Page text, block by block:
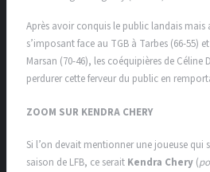
Après avoir conquis le public landais mais
s’imposant face au TGB à Tarbes (66-55)
Marsan (70-46), les coéquipières de
perdurer cette ferveur du public en
ZOOM SUR KENDRA CHERY
Si l’on devait mentionner une joueuse qui
saison de LFB, ce serait Kendra Chery (